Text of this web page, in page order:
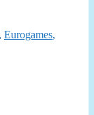
, Eurogames,